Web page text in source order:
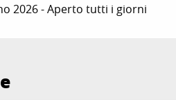
2026 - Aperto tutti i giorni